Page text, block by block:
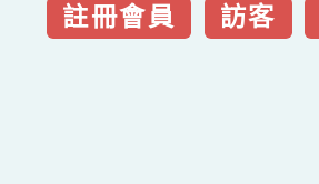
註冊會員 訪客